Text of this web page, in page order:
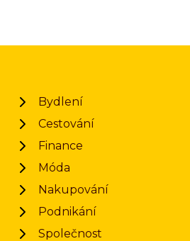
Bydlení
Cestování
Finance
Móda
Nakupování
Podnikání
Společnost